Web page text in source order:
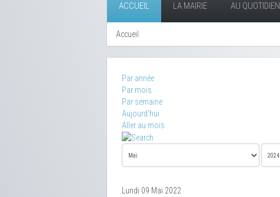
ACCUEIL LA MAIRIE AU QUOTIDIEN
Accueil
Par année
Par mois
Par semaine
Aujourd'hui
Aller au mois
Lundi 09 Mai 2022